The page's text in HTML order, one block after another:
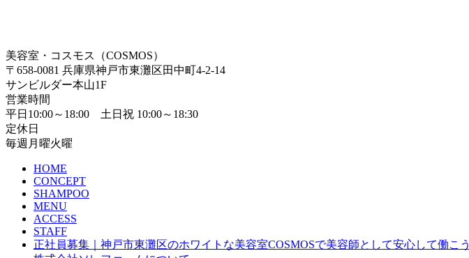
美容室・コスモス（COSMOS）
〒658-0081 兵庫県神戸市東灘区田中町4-2-14
サンビルダー本山1F
営業時間
平日10:00～18:00 土日祝 10:00～18:30
定休日
毎週月曜火曜
HOME
CONCEPT
SHAMPOO
MENU
ACCESS
STAFF
正社員募集｜神戸市東灘区のホワイトな美容室COSMOSで美容師として安心して働こう